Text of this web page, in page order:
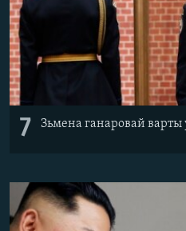
7 Зьмена ганаровай варты